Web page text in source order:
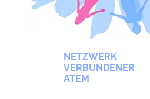
NETZWERK
VERBUNDENER
ATEM